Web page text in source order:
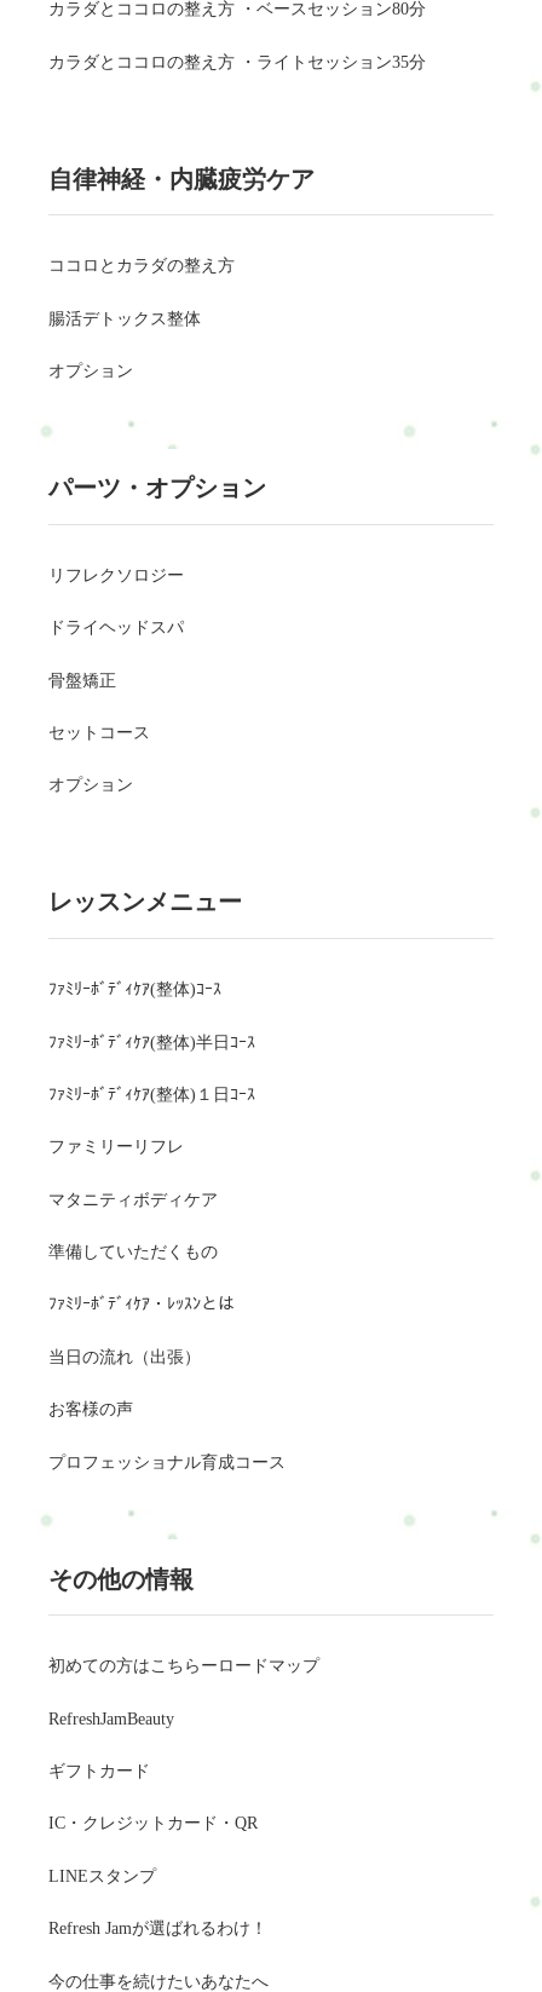
カラダとココロの整え方 ・ベースセッション80分
カラダとココロの整え方 ・ライトセッション35分
自律神経・内臓疲労ケア
ココロとカラダの整え方
腸活デトックス整体
オプション
パーツ・オプション
リフレクソロジー
ドライヘッドスパ
骨盤矯正
セットコース
オプション
レッスンメニュー
ﾌｧﾐﾘｰﾎﾞﾃﾞｨｹｱ(整体)ｺｰｽ
ﾌｧﾐﾘｰﾎﾞﾃﾞｨｹｱ(整体)半日ｺｰｽ
ﾌｧﾐﾘｰﾎﾞﾃﾞｨｹｱ(整体)１日ｺｰｽ
ファミリーリフレ
マタニティボディケア
準備していただくもの
ﾌｧﾐﾘｰﾎﾞﾃﾞｨｹｱ・ﾚｯｽﾝとは
当日の流れ（出張）
お客様の声
プロフェッショナル育成コース
その他の情報
初めての方はこちらーロードマップ
RefreshJamBeauty
ギフトカード
IC・クレジットカード・QR
LINEスタンプ
Refresh Jamが選ばれるわけ！
今の仕事を続けたいあなたへ